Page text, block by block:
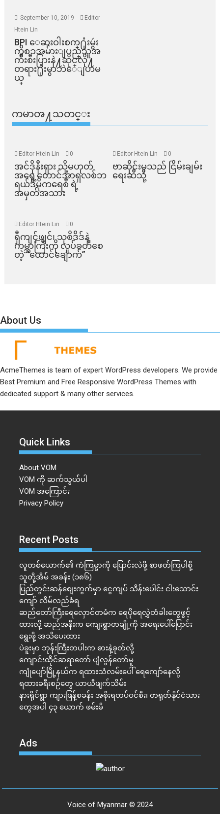
September 10, 2019
Editor
Htein Lin
BPI ​ေဆးဝါးစက္​႐ုံးမွဴး
ကိစၥအမ်ားျပည္​သူအ
က်ိဳးစီးပြားနဲ႔ဆိုင္​လို႔
တရား႐ုံးမွာဘဲေျပာမ
ယ္​
ကမာၻ႔သတင္း
Editor Htein Lin 0
အင်ဒိုနီးရှား သို့မဟုတ်
အရှေ့တောင်အာရှလစ်ဘ
ရယ်ဒီမိုကရေစီ ရဲ့
အမှတ်အသား
Editor Htein Lin 0
ဗာဆိုင်းမှသည် ငြိမ်းချမ်း
ရေးဆီသို့
Editor Htein Lin 0
ရှီကျင့်ဖျင်၊ သုစိဒိဒ်နဲ့
ကမ္ဘာကြီးကို လှုပ်ခတ်စေ
တဲ့ “ထောင်ချောက်”
About Us
AcmeThemes is team of expert WordPress developers. We provide
Best Premium and Free Responsive WordPress Themes with
dedicated support & many other services.
Quick Links
About VOM
VOM ကို ဆက်သွယ်ပါ
VOM အကြောင်း
Privacy Policy
Recent Posts
လူတစ်ယောက်၏ ကံကြမ္မာကို ပြောင်းလဲဖို့ စာဖတ်ကြပါစို့
သူတို့အိမ် အခန်း (၁၈၆)
ပြည်တွင်းဆန်စျေးကွက်မှာ ငွေကျပ် သိန်းပေါင်း ငါး​သောင်း
ကျော် လိမ်လည်ခံရ
ဆည်တော်ကြီးရေလှောင်တမံက ရေပိုရေလွှဲတံခါးတွေဖွင့်
ထားလို့ ဆည်အနီးက ကျေးရွာတချို့ကို အရေးပေါ်ပြောင်း
ရွေးဖို့ အသိပေးထား
ပဲခူးမှာ ဘုန်းကြီးတပါးက ဓားနဲ့ခုတ်လို့
ကျောင်းထိုင်ဆရာတော် ပျံလွန်တော်မူ
ကျုံပျော်မြို့နယ်က ရထားသံလမ်းပေါ် ရေကျော်နေလို့
ရထားခရီးစဉ်တွေ ယာယီဖျက်သိမ်း
နားရိုင်ရွာ ကျားဖြန့်စခန်း အစိုးရတပ်ဝင်စီး၊ တရုတ်နိုင်ငံသား
တွေအပါ ၄၃ ယောက် ဖမ်းမိ
Ads
Voice of Myanmar © 2024